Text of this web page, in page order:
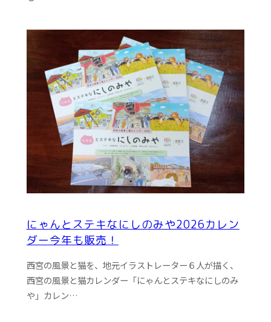
にゃんとステキなにしのみや2026カレン
ダー今年も販売！
西宮の風景と猫を、地元イラストレーター６人が描く、
西宮の風景と猫カレンダー「にゃんとステキなにしのみ
や」カレン…